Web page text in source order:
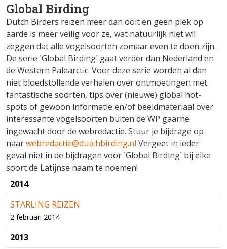
Global Birding
Dutch Birders reizen meer dan ooit en geen plek op
aarde is meer veilig voor ze, wat natuurlijk niet wil
zeggen dat alle vogelsoorten zomaar even te doen zijn.
De serie ´Global Birding´ gaat verder dan Nederland en
de Western Palearctic. Voor deze serie worden al dan
niet bloedstollende verhalen over ontmoetingen met
fantastische soorten, tips over (nieuwe) global hot-
spots of gewoon informatie en/of beeldmateriaal over
interessante vogelsoorten buiten de WP gaarne
ingewacht door de webredactie. Stuur je bijdrage op
naarwebredactie@dutchbirding.nl Vergeet in ieder
geval niet in de bijdragen voor ´Global Birding´ bij elke
soort de Latijnse naam te noemen!
2014
STARLING REIZEN
2 februari 2014
2013